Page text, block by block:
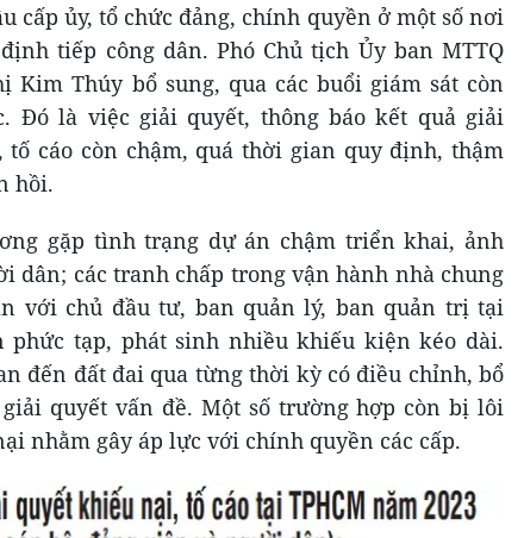
cấp ủy, tổ chức đảng, chính quyền ở một số nơi
tiếp công dân. Phó Chủ tịch Ủy ban MTTQ
Kim Thúy bổ sung, qua các buổi giám sát còn
Đó là việc giải quyết, thông báo kết quả giải
cáo còn chậm, quá thời gian quy định, thậm
hồi.
gặp tình trạng dự án chậm triển khai, ảnh
dân; các tranh chấp trong vận hành nhà chung
với chủ đầu tư, ban quản lý, ban quản trị tại
tạp, phát sinh nhiều khiếu kiện kéo dài.
đến đất đai qua từng thời kỳ có điều chỉnh, bổ
quyết vấn đề. Một số trường hợp còn bị lôi
nhằm gây áp lực với chính quyền các cấp.